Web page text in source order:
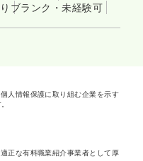
ブランク・未経験可
人情報保護に取り組む企業を示す
正な有料職業紹介事業者として厚